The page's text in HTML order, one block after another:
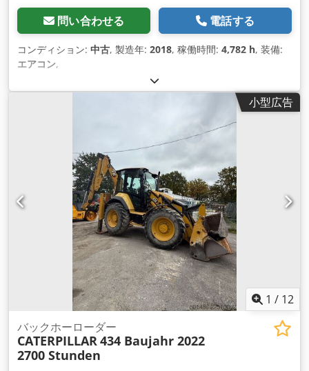
問い合わせる 電話する
コンディション: 中古, 製造年: 2018, 稼働時間: 4,782 h, 装備:
エアコン,
小型広告
1 / 12
バックホーローダー
CATERPILLAR434 Baujahr 2022
2700 Stunden